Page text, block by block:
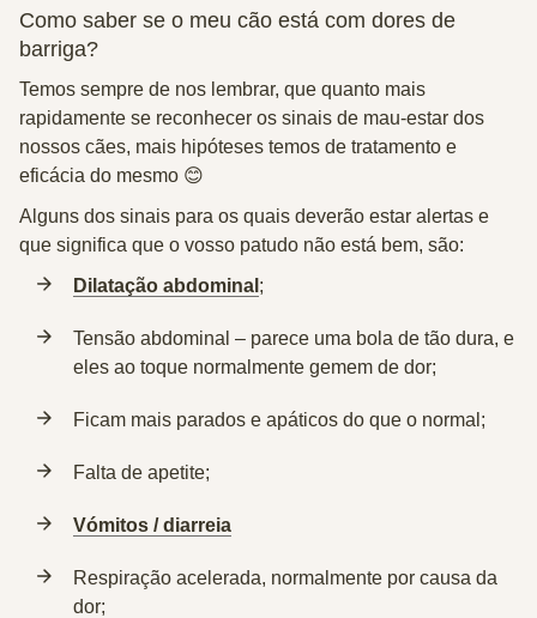
Como saber se o meu cão está com dores de
barriga?
Temos sempre de nos lembrar, que quanto mais
rapidamente se reconhecer os sinais de mau-estar dos
nossos cães, mais hipóteses temos de tratamento e
eficácia do mesmo 😊
Alguns dos sinais para os quais deverão estar alertas e
que significa que o vosso patudo não está bem, são:
Dilatação abdominal ;
Tensão abdominal – parece uma bola de tão dura, e
eles ao toque normalmente gemem de dor;
Ficam mais parados e apáticos do que o normal;
Falta de apetite;
Vómitos / diarreia
Respiração acelerada, normalmente por causa da
dor;